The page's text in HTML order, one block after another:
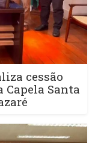
cessão
Santa